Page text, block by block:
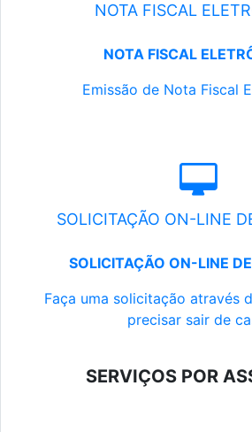
NOTA FISCAL
NOTA FISCAL
Emissão de Nota Fiscal
SOLICITAÇÃO ON-LINE
SOLICITAÇÃO ON-LINE
Faça uma solicitação através
precisar sair de
SERVIÇOS POR